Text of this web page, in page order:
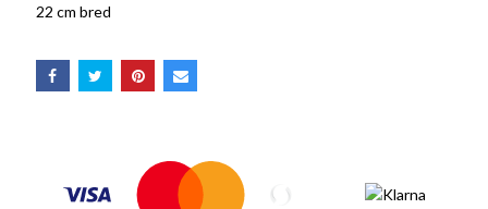
22 cm bred